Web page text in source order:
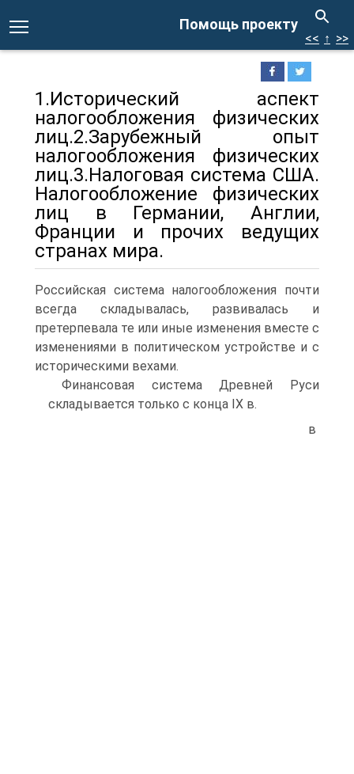
Помощь проекту
<< ↑ >>
1.Исторический аспект
налогообложения физических
лиц.2.Зарубежный опыт
налогообложения физических
лиц.3.Налоговая система США.
Налогообложение физических
лиц в Германии, Англии,
Франции и прочих ведущих
странах мира.
Российская система налогообложения почти
всегда складывалась, развивалась и
претерпевала те или иные изменения вместе с
изменениями в политическом устройстве и с
историческими вехами.
Финансовая система Древней Руси
складывается только с конца IX в.
в